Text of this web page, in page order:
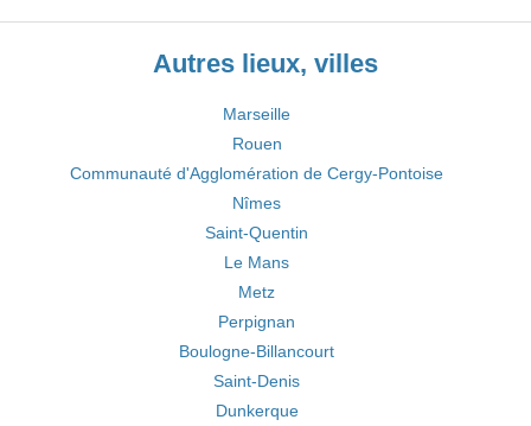
Autres lieux, villes
Marseille
Rouen
Communauté d'Agglomération de Cergy-Pontoise
Nîmes
Saint-Quentin
Le Mans
Metz
Perpignan
Boulogne-Billancourt
Saint-Denis
Dunkerque